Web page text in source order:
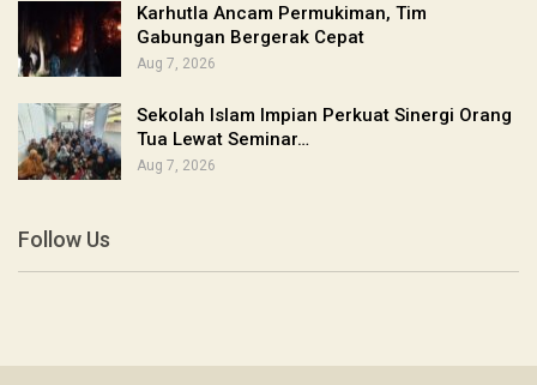
Karhutla Ancam Permukiman, Tim
Gabungan Bergerak Cepat
Aug 7, 2026
Sekolah Islam Impian Perkuat Sinergi Orang
Tua Lewat Seminar…
Aug 7, 2026
Follow Us